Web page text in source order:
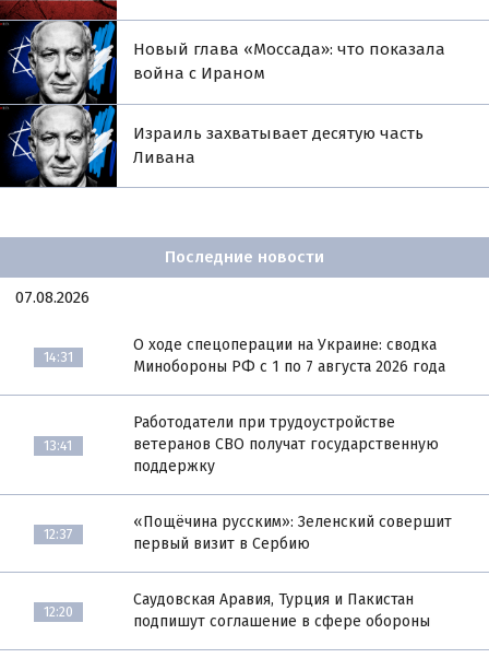
Новый глава «Моссада»: что показала
война с Ираном
Израиль захватывает десятую часть
Ливана
Последние новости
07.08.2026
14:31
О ходе спецоперации на Украине: сводка
Минобороны РФ с 1 по 7 августа 2026 года
13:41
Работодатели при трудоустройстве
ветеранов СВО получат государственную
поддержку
12:37
«Пощёчина русским»: Зеленский совершит
первый визит в Сербию
12:20
Саудовская Аравия, Турция и Пакистан
подпишут соглашение в сфере обороны